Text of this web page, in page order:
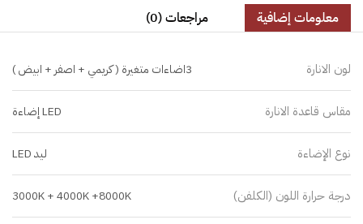
معلومات إضافية مراجعات (0)
لون الانارة 3اضاءات متغيرة ( كريمي + اصفر + ابيض )
مقاس قاعدة الانارة LED إضاءة
نوع الإضاءة ليد LED
درجة حرارة اللون (الكلفن) 3000K + 4000K +8000K